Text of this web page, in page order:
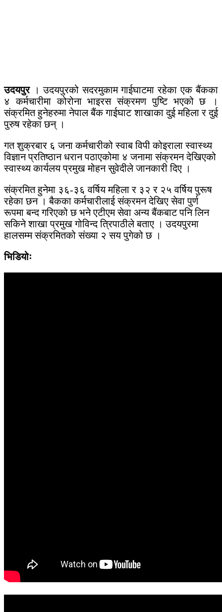
उदयपुर। उदयपुरको सदरमुकाम गाईघाटमा रहेका एक बैंकका
४ कर्मचारीमा कोरोना भाइरस संक्रमण पुष्टि भएको छ ।
संक्रमित हुनेहरुमा नेपाल बैंक गाईघाट शाखाका दुई महिला र दुई
पुरुष रहेका छन् ।
गत शुक्रबार ६ जना कर्मचारीको स्वाब विपी कोइराला स्वास्थ्य
विज्ञान प्रतिष्ठान धरान पठाएकोमा ४ जनामा संक्रमन देखिएको
स्वास्थ्य कार्यलय प्रमुख मोहन सुवेदीले जानकारी दिए ।
संक्रमित हुनेमा ३६-३६ वर्षिय महिला र ३२ र २५ वर्षिय पुरूष
रहेका छन । बैकका कर्मचारीलाई संक्रमन देखिए सेवा पुर्ण
रूपमा बन्द गरिएको छ भने एटीएम सेवा अन्य बैंकबाट पनि लिन
सकिने शाखा प्रमुख गोविन्द त्रिपाठीले बताए । उदयपुरमा
हालसम्म संक्रमितको संख्या २ सय पुगेको छ ।
भिडियोः